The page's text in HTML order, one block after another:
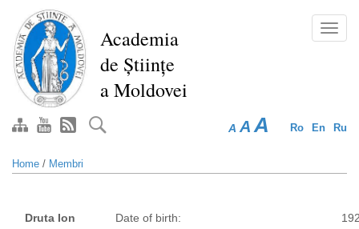
main
content
Academia
de Științe
a Moldovei
Ro En Ru
A A A
Home / Membri
Druta Ion
Date of birth: